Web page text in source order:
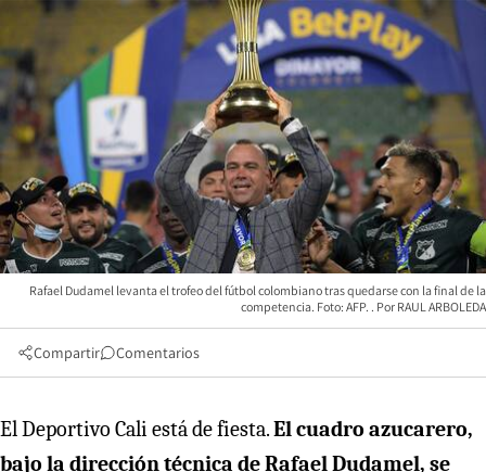
Rafael Dudamel levanta el trofeo del fútbol colombiano tras quedarse con la final de la
competencia. Foto: AFP.
RAUL ARBOLEDA
Compartir Comentarios
El Deportivo Cali está de fiesta.El cuadro azucarero,
bajo la dirección técnica de Rafael Dudamel, se